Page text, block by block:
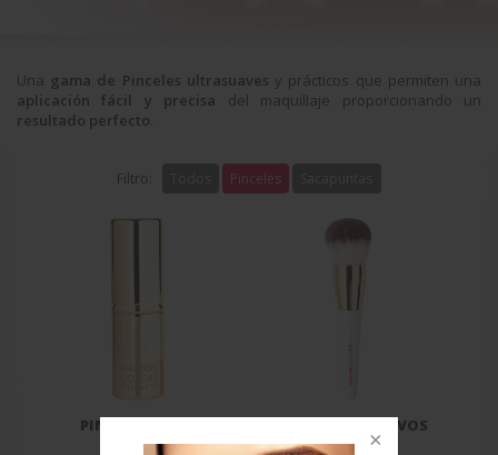
Una gama de Pinceles ultrasuaves y prácticos que permiten una
aplicación fácil y precisa del maquillaje proporcionando un
resultado perfecto
Filtro: Pinceles
PINCEL KABUKI PINCEL PARA POLVOS